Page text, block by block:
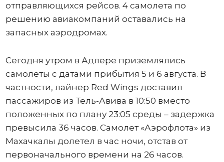
отправляющихся рейсов. 4 самолета по
решению авиакомпаний оставались на
запасных аэродромах.
Сегодня утром в Адлере приземлялись
самолеты с датами прибытия 5 и 6 августа. В
частности, лайнер Red Wings доставил
пассажиров из Тель-Авива в 10:50 вместо
положенных по плану 23:05 среды – задержка
превысила 36 часов. Самолет «Аэрофлота» из
Махачкалы долетел в час ночи, отстав от
первоначального времени на 26 часов.